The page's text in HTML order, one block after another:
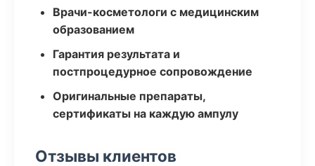
Врачи-косметологи с медицинским
образованием
Гарантия результата и
постпроцедурное сопровождение
Оригинальные препараты,
сертификаты на каждую ампулу
Отзывы клиентов